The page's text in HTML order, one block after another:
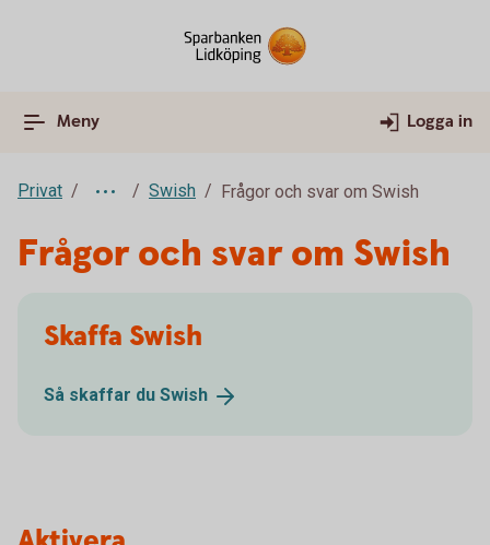
Meny Logga in
Privat Swish Frågor och svar om Swish
Frågor och svar om Swish
Skaffa Swish
Så skaffar du Swish